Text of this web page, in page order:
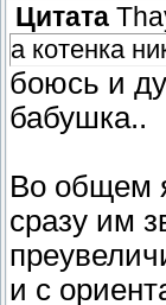
Цитата
а котенка
боюсь и
бабушка..
Во общем
сразу им
и с